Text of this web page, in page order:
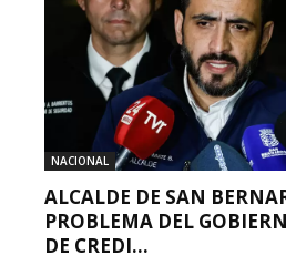
NACIONAL
ALCALDE DE SAN
PROBLEMA DEL
DE CREDI...